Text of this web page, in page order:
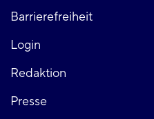
Barrierefreiheit
Login
Fußzeile
Redaktion
Presse